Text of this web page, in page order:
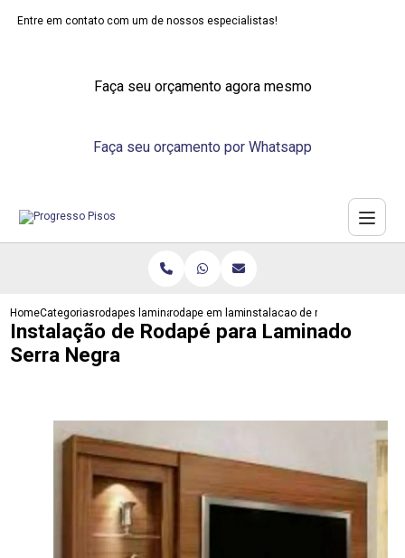
Entre em contato com um de nossos especialistas!
Faça seu orçamento agora mesmo
Faça seu orçamento por Whatsapp
HomeCategoriasrodapes laminadosrodape em laminadoinstalacao de rodape para
Instalação de Rodapé para Laminado
Serra Negra